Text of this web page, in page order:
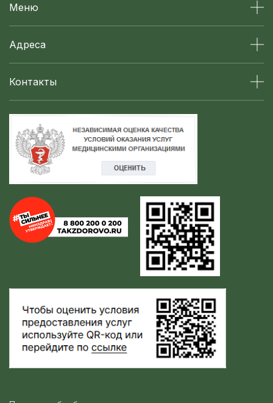
Меню
Адреса
Контакты